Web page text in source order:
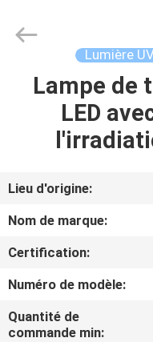
MAISON
PRODUITS
AU
SUJET
DE
VISITE
Syochi
Electronics
Lumière
Lampe de
LED
Lieu d'origine:
Nom de marque:
Certification:
Numéro de modèle:
Quantité de
commande min: